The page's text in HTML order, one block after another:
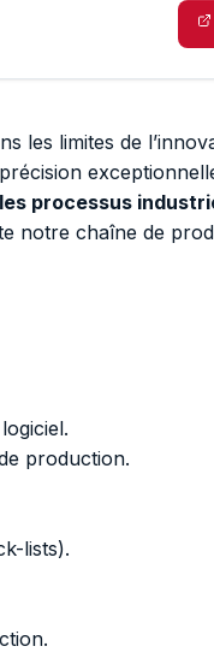
les limites de
processus
notre chaîne de
production.
lists).